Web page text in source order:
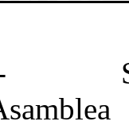
Son